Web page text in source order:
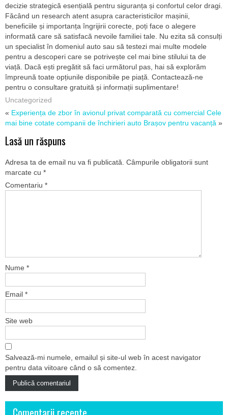
decizie strategică esențială pentru siguranța și confortul celor dragi.
Făcând un research atent asupra caracteristicilor mașinii,
beneficiile și importanța îngrijirii corecte, poți face o alegere
informată care să satisfacă nevoile familiei tale. Nu ezita să consulți
un specialist în domeniul auto sau să testezi mai multe modele
pentru a descoperi care se potrivește cel mai bine stilului ta de
viață. Dacă ești pregătit să faci următorul pas, hai să explorăm
împreună toate opțiunile disponibile pe piață. Contactează-ne
pentru o consultare gratuită și informații suplimentare!
Uncategorized
« Experiența de zbor în avionul privat comparată cu comercial Cele
mai bine cotate companii de închirieri auto Brașov pentru vacanță »
Lasă un răspuns
Adresa ta de email nu va fi publicată. Câmpurile obligatorii sunt
marcate cu *
Comentariu *
Nume *
Email *
Site web
Salvează-mi numele, emailul și site-ul web în acest navigator
pentru data viitoare când o să comentez.